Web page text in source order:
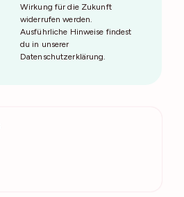
Wirkung für die Zukunft
widerrufen werden.
Ausführliche Hinweise findest
du in unserer
Datenschutzerklärung.